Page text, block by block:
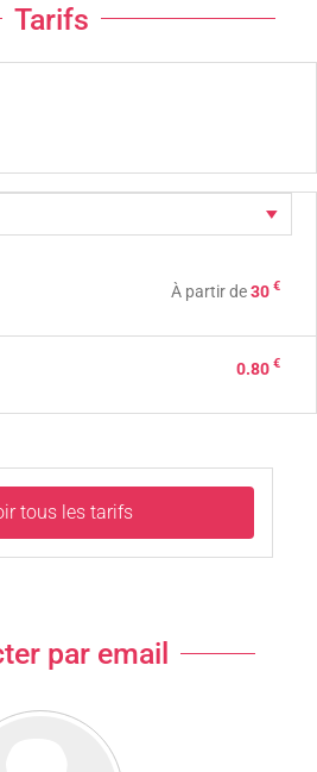
Tarifs
À partir de30 €
0.80 €
tous les tarifs
par email